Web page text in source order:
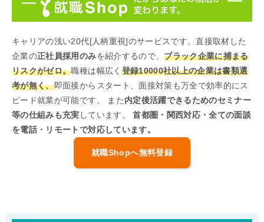
キャリアの浅い20代[人柄重視]のサービスです。直接取材した
企業の正社員採用のみを紹介するので、ブラック企業に捕まる
リスクがゼロ。職種は幅広く 登録10000社以上の企業は書類選
考が無く、即面接からスタート、面接対策も万全で効率的にス
ピード就業が可能です。 また内定後活躍できるためのセミナー
等の仕組みも充実 しています。首都圏・関西対応・全ての面談
を電話・リモートで対応しています。
就職Shopへ無料登録